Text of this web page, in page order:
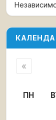
«
ПН